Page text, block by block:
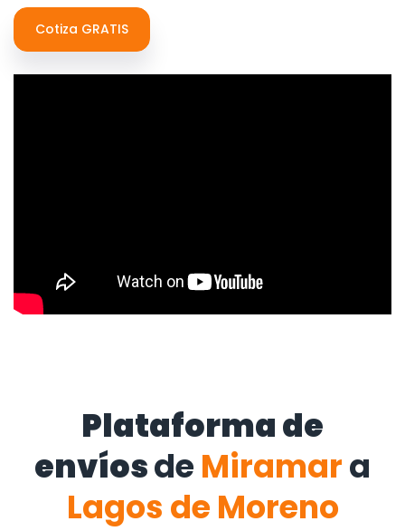
Cotiza GRATIS
Plataforma de
envíosde Miramara
Lagos de Moreno